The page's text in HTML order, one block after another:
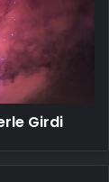
Girdi